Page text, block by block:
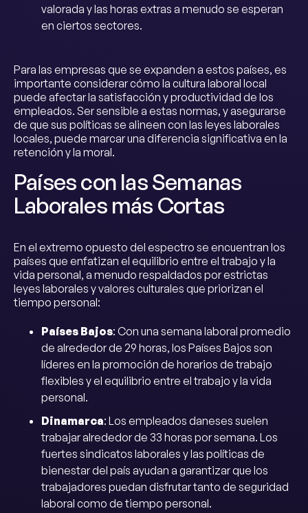
valorada y las horas extras a menudo se esperan
en ciertos sectores.
Para las empresas que se expanden a estos países, es
importante considerar cómo la cultura laboral local
puede afectar la satisfacción y productividad de los
empleados. Ser sensible a estas normas, y asegurarse
de que sus políticas se alineen con las leyes laborales
locales, puede marcar una diferencia significativa en la
retención y la moral.
Países con las Semanas
Laborales más Cortas
En el extremo opuesto del espectro se encuentran los
países que enfatizan el equilibrio entre el trabajo y la
vida personal, a menudo respaldados por estrictas
leyes laborales y valores culturales que priorizan el
tiempo personal:
Países Bajos: Con una semana laboral promedio
de alrededor de 29 horas, los Países Bajos son
líderes en la promoción de horarios de trabajo
flexibles y el equilibrio entre el trabajo y la vida
personal.
Dinamarca: Los empleados daneses suelen
trabajar alrededor de 33 horas por semana. Los
fuertes sindicatos laborales y las políticas de
bienestar del país ayudan a garantizar que los
trabajadores puedan disfrutar tanto de seguridad
laboral como de tiempo personal.